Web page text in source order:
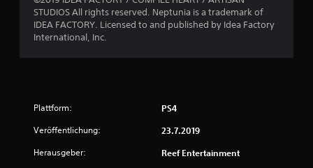
STUDIOS All rights reserved. Neptunia is a trademark of
IDEA FACTORY. Licensed to and published by Idea Factory
International, Inc.
Plattform: PS4
Veröffentlichung: 23.7.2019
Herausgeber: Reef Entertainment